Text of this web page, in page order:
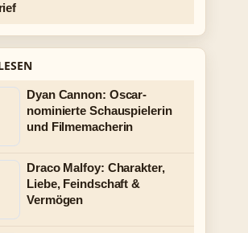
Dyan Cannon: Oscar-
nominierte Schauspielerin
und Filmemacherin
Draco Malfoy: Charakter,
Liebe, Feindschaft &
Vermögen